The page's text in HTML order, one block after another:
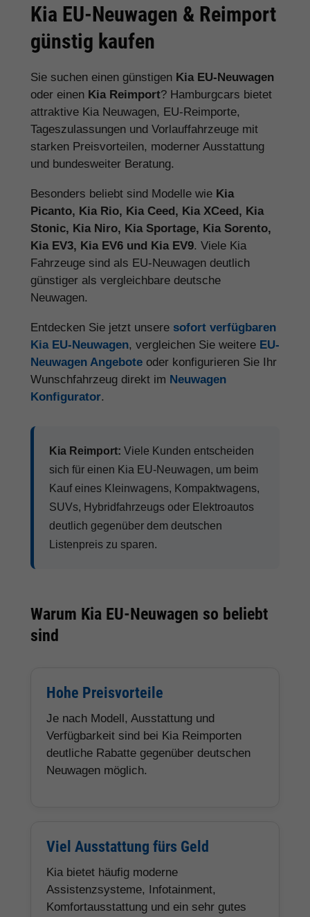
Kia EU-Neuwagen & Reimport
günstig kaufen
Sie suchen einen günstigen Kia EU-Neuwagen
oder einen Kia Reimport? Hamburgcars bietet
attraktive Kia Neuwagen, EU-Reimporte,
Tageszulassungen und Vorlauffahrzeuge mit
starken Preisvorteilen, moderner Ausstattung
und bundesweiter Beratung.
Besonders beliebt sind Modelle wie Kia
Picanto, Kia Rio, Kia Ceed, Kia XCeed, Kia
Stonic, Kia Niro, Kia Sportage, Kia Sorento,
Kia EV3, Kia EV6 und Kia EV9. Viele Kia
Fahrzeuge sind als EU-Neuwagen deutlich
günstiger als vergleichbare deutsche
Neuwagen.
Entdecken Sie jetzt unsere sofort verfügbaren
Kia EU-Neuwagen, vergleichen Sie weitere EU-
Neuwagen Angebote oder konfigurieren Sie Ihr
Wunschfahrzeug direkt im Neuwagen
Konfigurator.
Kia Reimport: Viele Kunden entscheiden
sich für einen Kia EU-Neuwagen, um beim
Kauf eines Kleinwagens, Kompaktwagens,
SUVs, Hybridfahrzeugs oder Elektroautos
deutlich gegenüber dem deutschen
Listenpreis zu sparen.
Warum Kia EU-Neuwagen so beliebt
sind
Hohe Preisvorteile
Je nach Modell, Ausstattung und
Verfügbarkeit sind bei Kia Reimporten
deutliche Rabatte gegenüber deutschen
Neuwagen möglich.
Viel Ausstattung fürs Geld
Kia bietet häufig moderne
Assistenzsysteme, Infotainment,
Komfortausstattung und ein sehr gutes